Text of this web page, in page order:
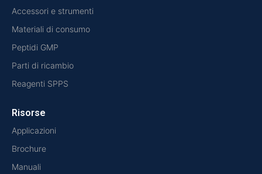
Accessori e strumenti
Materiali di consumo
Peptidi GMP
Parti di ricambio
Reagenti SPPS
Risorse
Applicazioni
Brochure
Manuali